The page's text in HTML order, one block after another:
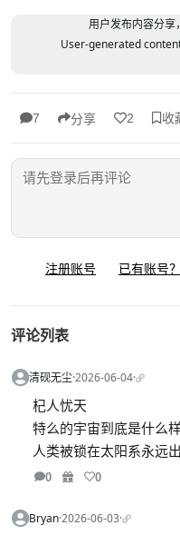
用户发布内容分享
User-generated
7 分享 2 收
注册账号 已有账号
评论列表
清砚无尘·2026-06-04·
杞人忧天
特么的宇宙到底是什么
人类被锁在太阳系永远
0 0
Bryan·2026-06-03·